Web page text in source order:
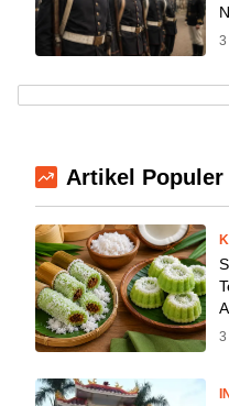
3
Artikel Populer
3